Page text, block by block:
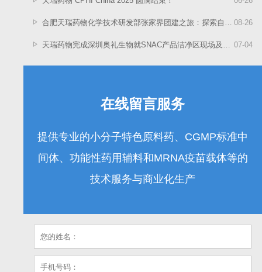
08-26
合肥天瑞药物化学技术研发部张家界团建之旅：探索自然，启迪科研新灵感
07-04
天瑞药物完成深圳奥礼生物就SNAC产品洁净区现场及GMP文件审计工作
在线留言服务
提供专业的小分子特色原料药、CGMP标准中
间体、功能性药用辅料和MRNA疫苗载体等的
技术服务与商业化生产